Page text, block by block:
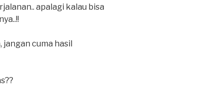
apalagi kalau bisa
cuma hasil